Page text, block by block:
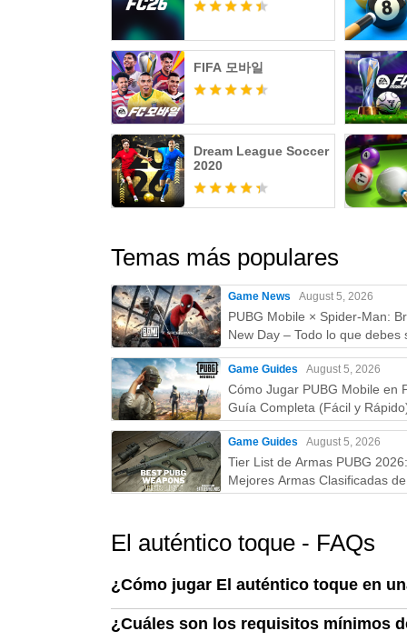
FIFA 모바일
Dream League Soccer
2020
Temas más populares
Game News August 5, 2026
PUBG Mobile × Spider-Man:
New Day – Todo lo que debes
skins, fecha, recompensas y
Game Guides August 5, 2026
Cómo Jugar PUBG Mobile en
Guía Completa (Fácil y
Game Guides August 5, 2026
Tier List de Armas PUBG
Mejores Armas Clasificadas de
la D (Guía Actualizada)
El auténtico toque - FAQs
¿Cómo jugar El auténtico toque en
¿Cuáles son los requisitos mínimos